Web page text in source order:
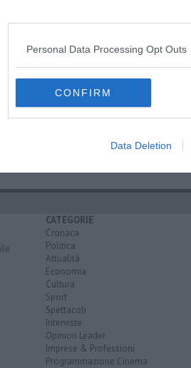
Personal Data Processing Opt Outs
CONFIRM
Data Deletion
della Toscana iscriviti alla
direttamente nella tua casella di
lo scooter appena rubato
una scuola superiore
minorenni sul bus
CATEGORIE
Cronaca
Politica
Attualità
Economia
Cultura
Sport
Spettacoli
Interviste
Opinion Leader
Imprese & Professioni
Programmazione Cinema